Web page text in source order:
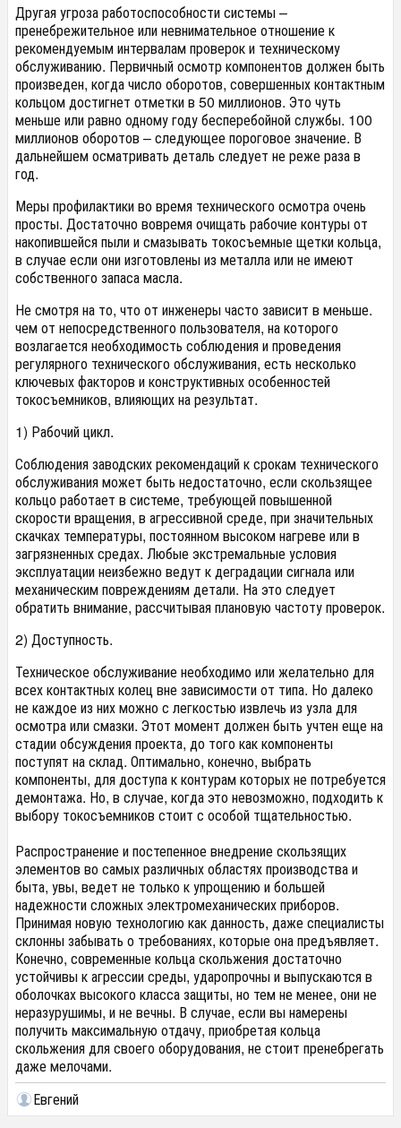
Другая угроза работоспособности системы –
пренебрежительное или невнимательное отношение к
рекомендуемым интервалам проверок и техническому
обслуживанию. Первичный осмотр компонентов должен быть
произведен, когда число оборотов, совершенных контактным
кольцом достигнет отметки в 50 миллионов. Это чуть
меньше или равно одному году бесперебойной службы. 100
миллионов оборотов – следующее пороговое значение. В
дальнейшем осматривать деталь следует не реже раза в
год.
Меры профилактики во время технического осмотра очень
просты. Достаточно вовремя очищать рабочие контуры от
накопившейся пыли и смазывать токосъемные щетки кольца,
в случае если они изготовлены из металла или не имеют
собственного запаса масла.
Не смотря на то, что от инженеры часто зависит в меньше.
чем от непосредственного пользователя, на которого
возлагается необходимость соблюдения и проведения
регулярного технического обслуживания, есть несколько
ключевых факторов и конструктивных особенностей
токосъемников, влияющих на результат.
1) Рабочий цикл.
Соблюдения заводских рекомендаций к срокам технического
обслуживания может быть недостаточно, если скользящее
кольцо работает в системе, требующей повышенной
скорости вращения, в агрессивной среде, при значительных
скачках температуры, постоянном высоком нагреве или в
загрязненных средах. Любые экстремальные условия
эксплуатации неизбежно ведут к деградации сигнала или
механическим повреждениям детали. На это следует
обратить внимание, рассчитывая плановую частоту проверок.
2) Доступность.
Техническое обслуживание необходимо или желательно для
всех контактных колец вне зависимости от типа. Но далеко
не каждое из них можно с легкостью извлечь из узла для
осмотра или смазки. Этот момент должен быть учтен еще на
стадии обсуждения проекта, до того как компоненты
поступят на склад. Оптимально, конечно, выбрать
компоненты, для доступа к контурам которых не потребуется
демонтажа. Но, в случае, когда это невозможно, подходить к
выбору токосъемников стоит с особой тщательностью.
Распространение и постепенное внедрение скользящих
элементов во самых различных областях производства и
быта, увы, ведет не только к упрощению и большей
надежности сложных электромеханических приборов.
Принимая новую технологию как данность, даже специалисты
склонны забывать о требованиях, которые она предъявляет.
Конечно, современные кольца скольжения достаточно
устойчивы к агрессии среды, ударопрочны и выпускаются в
оболочках высокого класса защиты, но тем не менее, они не
неразурушимы, и не вечны. В случае, если вы намерены
получить максимальную отдачу, приобретая кольца
скольжения для своего оборудования, не стоит пренебрегать
даже мелочами.
Евгений